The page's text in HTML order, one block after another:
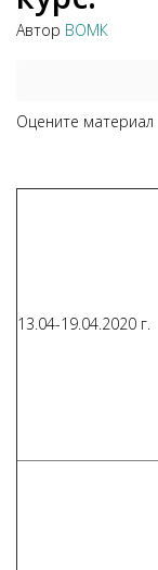
Автор ВОМК
Оцените материал
13.04-19.04.2020 г.